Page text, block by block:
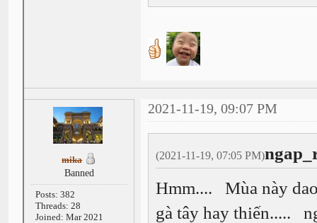
mika
Banned
Posts: 382
Threads: 28
Joined: Mar 2021
2021-11-19, 09:07 PM
(2021-11-19, 07:05 PM)
Hmm.... Mùa này
gà tây hay thiến.....